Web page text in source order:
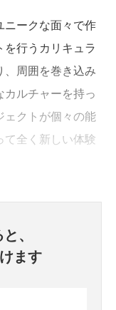
ークな面々で作
行うカリキュラ
周囲を巻き込み
ルチャーを持っ
ェクトが個々の能
て全く新しい体験
、
ます